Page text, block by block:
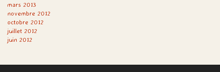
mars 2013
novembre 2012
octobre 2012
juillet 2012
juin 2012